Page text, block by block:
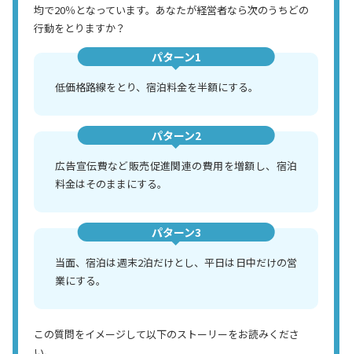
均で20％となっています。あなたが経営者なら次のうちどの
行動をとりますか？
パターン1
低価格路線をとり、宿泊料金を半額にする。
パターン2
広告宣伝費など販売促進関連の費用を増額し、宿泊
料金はそのままにする。
パターン3
当面、宿泊は週末2泊だけとし、平日は日中だけの営
業にする。
この質問をイメージして以下のストーリーをお読みくださ